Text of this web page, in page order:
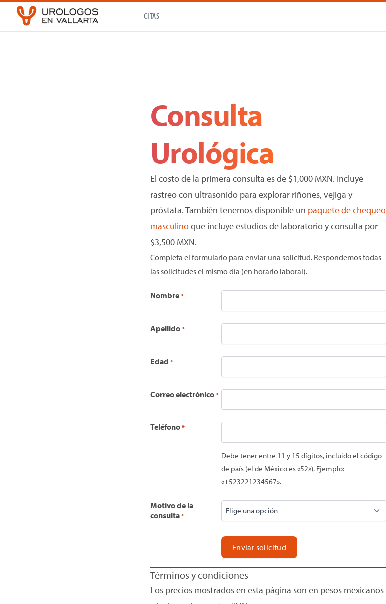
CITAS
Consulta
Urológica
El costo de la primera consulta es de $1,000 MXN. Incluye
rastreo con ultrasonido para explorar riñones, vejiga y
próstata. También tenemos disponible un paquete de chequeo
masculinoque incluye estudios de laboratorio y consulta por
$3,500 MXN.
Completa el formulario para enviar una solicitud. Respondemos todas
las solicitudes el mismo día (en horario laboral).
Nombre *
Apellido *
Edad *
Correo electrónico *
Teléfono *
Debe tener entre 11 y 15 dígitos, incluido el código
de país (el de México es «52»). Ejemplo:
«+523221234567».
Motivo de la
consulta *
Términos y condiciones
Los precios mostrados en esta página son en pesos mexicanos